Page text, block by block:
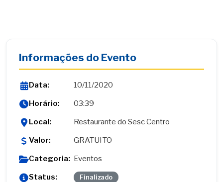
Informações do Evento
Data:
10/11/2020
Horário:
03:39
Local:
Restaurante do Sesc Centro
Valor:
GRATUITO
Categoria: Eventos
Status:
Finalizado